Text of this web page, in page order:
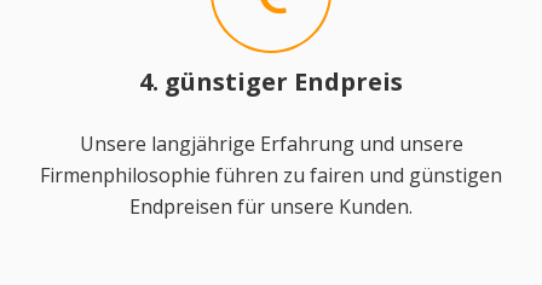
4. günstiger Endpreis
Unsere langjährige Erfahrung und unsere
Firmenphilosophie führen zu fairen und günstigen
Endpreisen für unsere Kunden.